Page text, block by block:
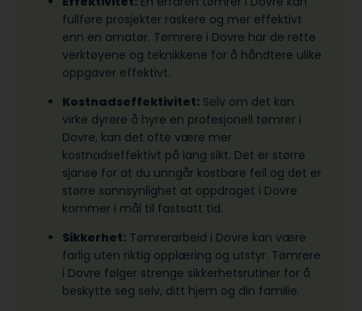
fullføre prosjekter raskere og mer effektivt
enn en amatør. Tømrere i Dovre har de rette
verktøyene og teknikkene for å håndtere ulike
oppgaver effektivt.
Kostnadseffektivitet: Selv om det kan
virke dyrere å hyre en profesjonell tømrer i
Dovre, kan det ofte være mer
kostnadseffektivt på lang sikt. Det er større
sjanse for at du unngår kostbare feil og det er
større sannsynlighet at oppdraget i Dovre
kommer i mål til fastsatt tid.
Sikkerhet: Tømrerarbeid i Dovre kan være
farlig uten riktig opplæring og utstyr. Tømrere
i Dovre følger strenge sikkerhetsrutiner for å
beskytte seg selv, ditt hjem og din familie.